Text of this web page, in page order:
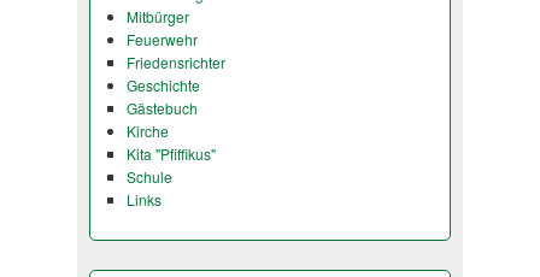
Mitbürger
Feuerwehr
Friedensrichter
Geschichte
Gästebuch
Kirche
Kita "Pfiffikus"
Schule
Links